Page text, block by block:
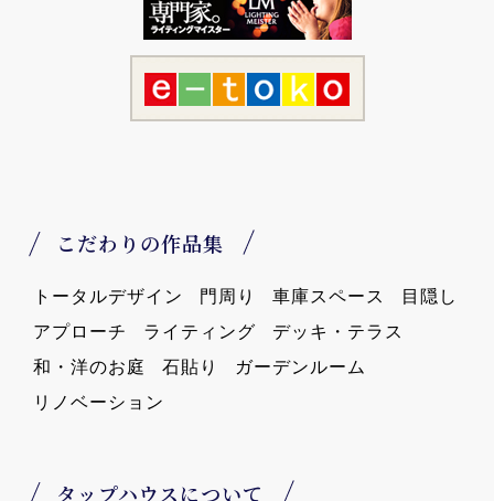
こだわりの作品集
トータルデザイン 門周り 車庫スペース
目隠し
アプローチ
ライティング
デッキ・テラス
和・洋のお庭
石貼り
ガーデンルーム
リノベーション
タップハウスについて